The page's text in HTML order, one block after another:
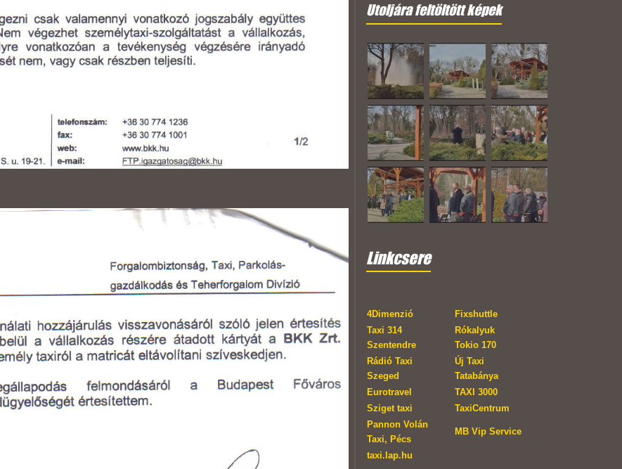
Utoljára feltöltött képek
Linkcsere
4Dimenzió
Fixshuttle
Taxi 314
Szentendre
Rókalyuk
Tokio 170
Rádió Taxi
Szeged
Új Taxi
Tatabánya
Eurotravel
TAXI 3000
Sziget taxi
TaxiCentrum
Pannon Volán
Taxi, Pécs
MB Vip Service
taxi.lap.hu